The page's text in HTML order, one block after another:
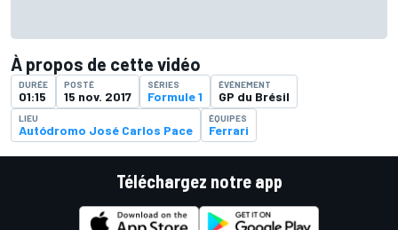
À propos de cette vidéo
DURÉE
01:15
POSTÉ
15 nov. 2017
SÉRIES
Formule 1
ÉVÉNEMENT
GP du Brésil
LIEU
Autódromo José Carlos Pace
ÉQUIPES
Ferrari
Téléchargez notre app